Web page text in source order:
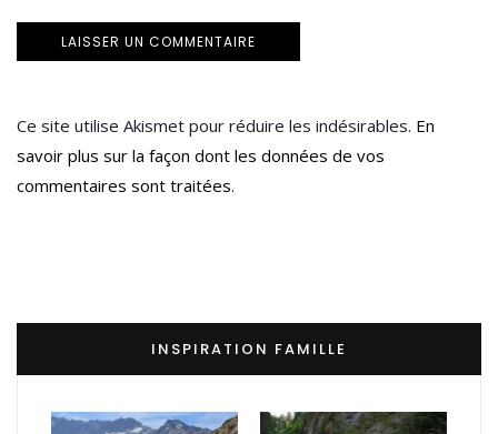
Ce site utilise Akismet pour réduire les indésirables. En
savoir plus sur la façon dont les données de vos
commentaires sont traitées.
INSPIRATION FAMILLE